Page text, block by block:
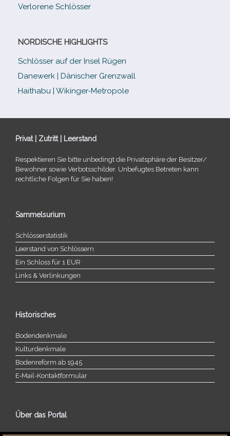
Verlorene Schlösser
NORDISCHE HIGHLIGHTS
Schlösser auf der Insel Rügen
Danewerk | Dänischer Grenzwall
Haithabu | Wikinger-Metropole
Privat | Zutritt | Leerstand
Respektieren Sie bitte unbe­dingt die Privatsphäre der Besitzer/​
Bewohner sowie Verbotsschilder. Unbefugtes Betreten kann
recht­li­che Folgen für Sie haben!
Sammelsurium
Schlösserstatistik
Leerstand von Schlössern
Ein Schloss für 1 EUR
Links & Verlinkungen
Historisches
Bodendenkmale
Kulturdenkmale
Bodenreform ab 1945
E‑Mail-​​Kontaktformular
Über das Portal